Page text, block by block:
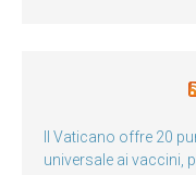
Il Vaticano offre 20
universale ai vaccini,